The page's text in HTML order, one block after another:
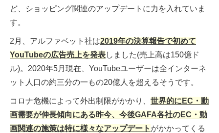
ど、ショッピング関連のアップデートに力を入れていま
す。
2月、アルファベット社は2019年の決算報告で初めて
YouTubeの広告売上を発表しました(売上高は150億ド
ル)。2020年5月現在、YouTubeユーザーは全インターネ
ット人口の約三分の一もの20億人を超えるそうです。
コロナ危機によって外出制限がかかり、 世界的にEC・動
画需要が伸長傾向にある昨今、今後GAFA各社のEC・動
画関連の施策は特に様々なアップデート がかかってくる